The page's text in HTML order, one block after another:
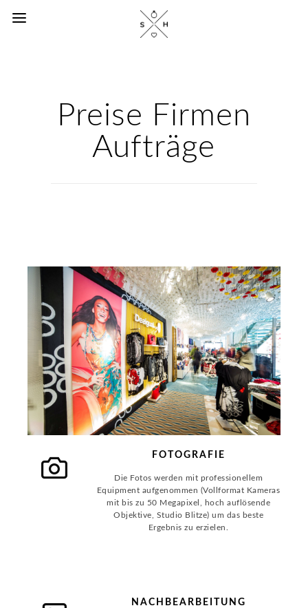
Preise Firmen
Aufträge
FOTOGRAFIE
Die Fotos werden mit professionellem
Equipment aufgenommen (Vollformat Kameras
mit bis zu 50 Megapixel, hoch auflösende
Objektive, Studio Blitze) um das beste
Ergebnis zu erzielen.
NACHBEARBEITUNG